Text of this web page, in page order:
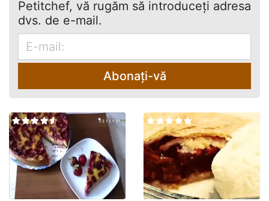
Petitchef, vă rugăm să introduceţi adresa
dvs. de e-mail.
Abonați-vă